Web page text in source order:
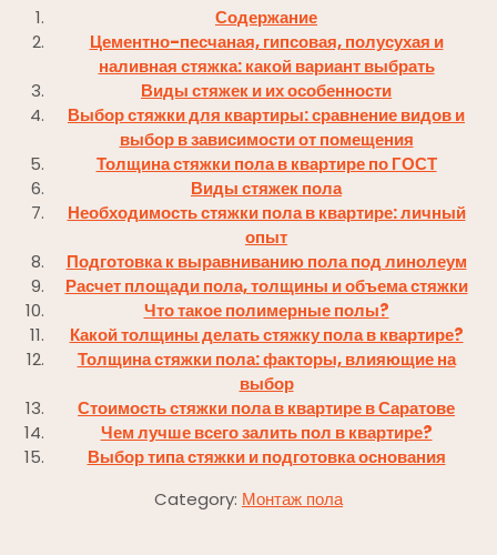
Содержание
Цементно-песчаная, гипсовая, полусухая и
наливная стяжка: какой вариант выбрать
Виды стяжек и их особенности
Выбор стяжки для квартиры: сравнение видов и
выбор в зависимости от помещения
Толщина стяжки пола в квартире по ГОСТ
Виды стяжек пола
Необходимость стяжки пола в квартире: личный
опыт
Подготовка к выравниванию пола под линолеум
Расчет площади пола, толщины и объема стяжки
Что такое полимерные полы?
Какой толщины делать стяжку пола в квартире?
Толщина стяжки пола: факторы, влияющие на
выбор
Стоимость стяжки пола в квартире в Саратове
Чем лучше всего залить пол в квартире?
Выбор типа стяжки и подготовка основания
Category: Монтаж пола